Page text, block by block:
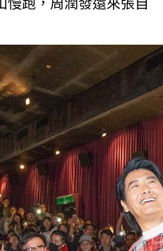
慢跑，周潤發還來張自